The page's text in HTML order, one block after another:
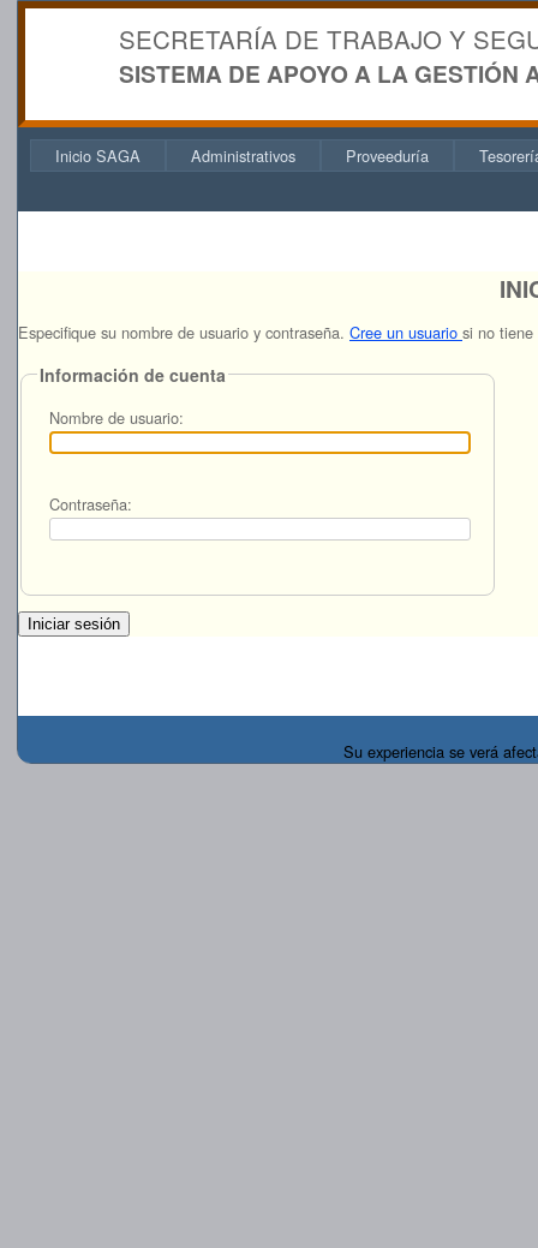
SECRETARÍA DE TRABAJO Y
SISTEMA DE APOYO A LA GESTIÓN
Inicio SAGA Administrativos Proveeduría
Especifique su nombre de usuario y contraseña. Cree un usuario si no
Información de cuenta
Nombre de usuario:
Contraseña:
Su experiencia se verá